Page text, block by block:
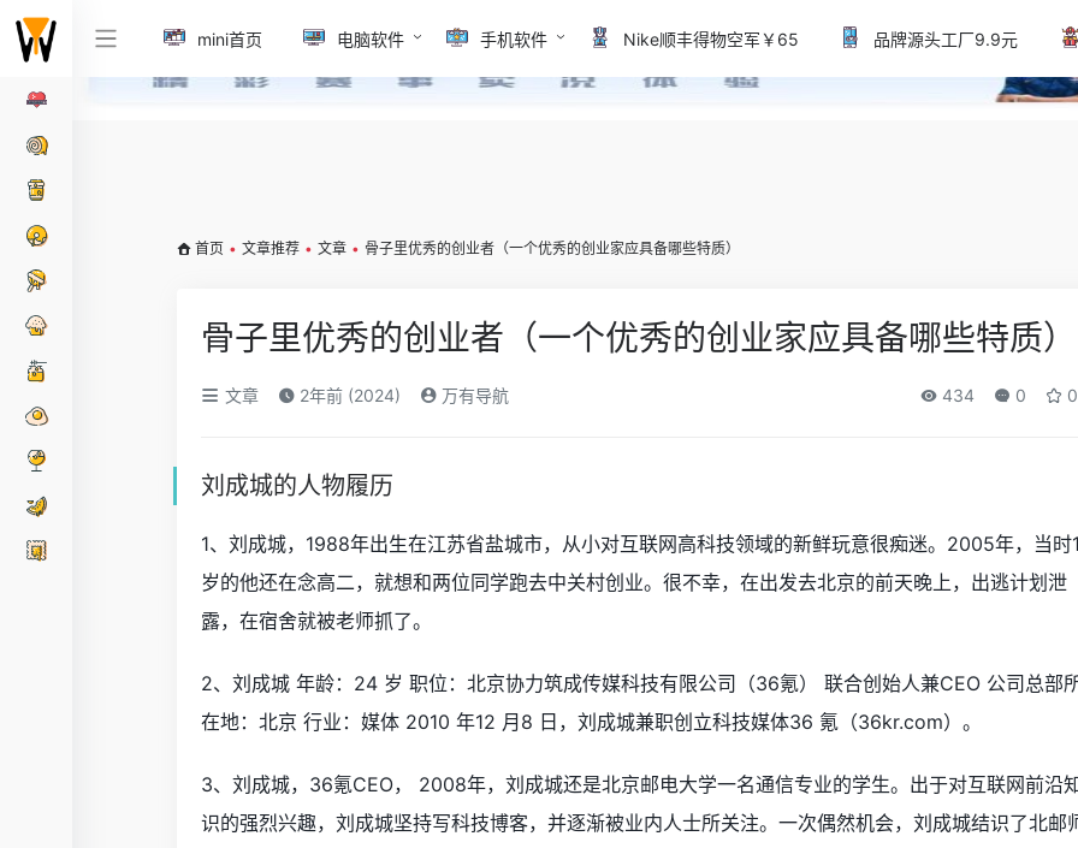
mini首页 电脑软件 手机软件 Nike顺丰得物空军￥65 品牌源头工厂9.9元
首页 • 文章推荐 • 文章 • 骨子里优秀的创业者（一个优秀的创业家应具备哪些特质）
骨子里优秀的创业者（一个优秀的创业家应具备哪些特质）
文章 2年前 (2024) 万有导航 434 0 0
刘成城的人物履历
1、刘成城，1988年出生在江苏省盐城市，从小对互联网高科技领域的新鲜玩意很痴迷。2005年，当时
岁的他还在念高二，就想和两位同学跑去中关村创业。很不幸，在出发去北京的前天晚上，出逃计划泄
露，在宿舍就被老师抓了。
2、刘成城 年龄：24 岁 职位：北京协力筑成传媒科技有限公司（36氪） 联合创始人兼CEO 公司总部
在地：北京 行业：媒体 2010 年12 月8 日，刘成城兼职创立科技媒体36 氪（36kr.com）。
3、刘成城，36氪CEO， 2008年，刘成城还是北京邮电大学一名通信专业的学生。出于对互联网前沿
识的强烈兴趣，刘成城坚持写科技博客，并逐渐被业内人士所关注。一次偶然机会，刘成城结识了北邮